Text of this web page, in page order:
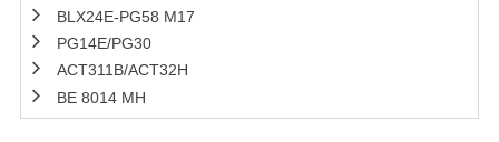
BLX24E-PG58 M17
PG14E/PG30
ACT311B/ACT32H
BE 8014 MH